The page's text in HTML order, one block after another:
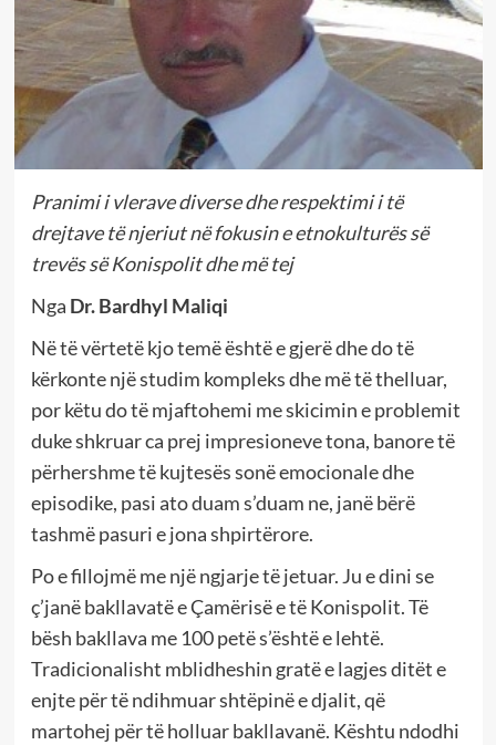
Pranimi i vlerave diverse dhe respektimi i të
drejtave të njeriut në fokusin e etnokulturës së
trevës së Konispolit dhe më tej
Nga Dr. Bardhyl Maliqi
Në të vërtetë kjo temë është e gjerë dhe do të
kërkonte një studim kompleks dhe më të thelluar,
por këtu do të mjaftohemi me skicimin e problemit
duke shkruar ca prej impresioneve tona, banore të
përhershme të kujtesës sonë emocionale dhe
episodike, pasi ato duam s’duam ne, janë bërë
tashmë pasuri e jona shpirtërore.
Po e fillojmë me një ngjarje të jetuar. Ju e dini se
ç’janë bakllavatë e Çamërisë e të Konispolit. Të
bësh bakllava me 100 petë s’është e lehtë.
Tradicionalisht mblidheshin gratë e lagjes ditët e
enjte për të ndihmuar shtëpinë e djalit, që
martohej për të holluar bakllavanë. Kështu ndodhi